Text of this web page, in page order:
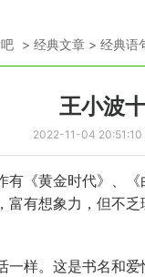
> 经典文章 > 经典语
王小波
2022-11-04 20:51:10
有《黄金时代》、
富有想象力，但不
一样。这是书名和